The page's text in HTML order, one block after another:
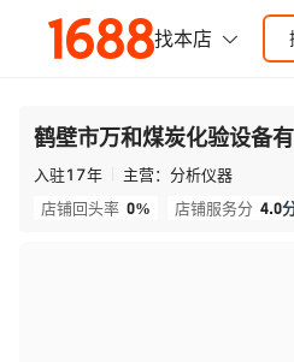
鹤壁市万和煤炭化验设备
入驻17年 主营： 分析仪器
店铺回头率 0% 店铺服务分 4.0